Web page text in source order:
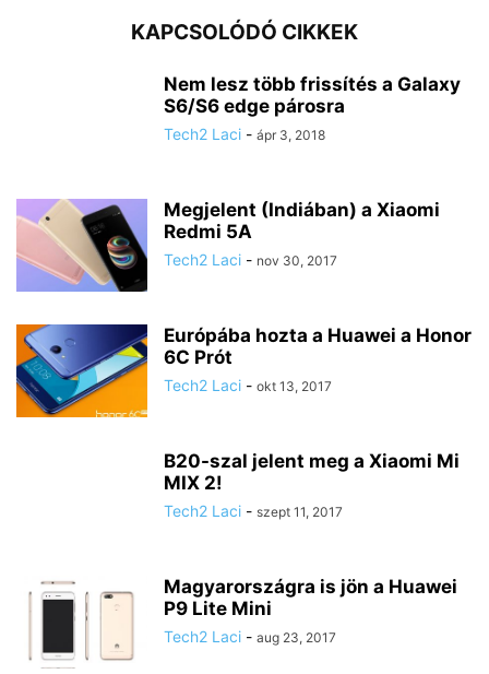
KAPCSOLÓDÓ CIKKEK
Nem lesz több frissítés a Galaxy
S6/S6 edge párosra
Tech2 Laci - ápr 3, 2018
Megjelent (Indiában) a Xiaomi
Redmi 5A
Tech2 Laci - nov 30, 2017
Európába hozta a Huawei a Honor
6C Prót
Tech2 Laci - okt 13, 2017
B20-szal jelent meg a Xiaomi Mi
MIX 2!
Tech2 Laci - szept 11, 2017
Magyarországra is jön a Huawei
P9 Lite Mini
Tech2 Laci - aug 23, 2017